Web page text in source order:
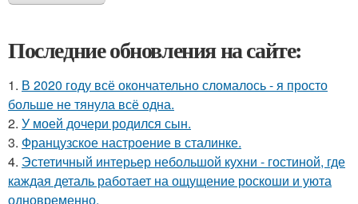
Последние обновления на сайте:
1. В 2020 году всё окончательно сломалось - я просто
больше не тянула всё одна.
2. У моей дочери родился сын.
3. Французское настроение в сталинке.
4. Эстетичный интерьер небольшой кухни - гостиной, где
каждая деталь работает на ощущение роскоши и уюта
одновременно.